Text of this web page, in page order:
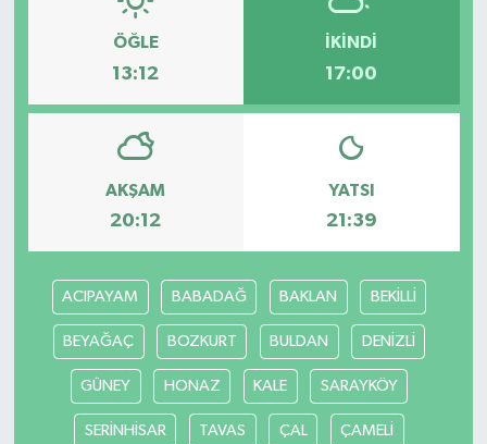
ÖĞLE
13:12
İKINDI
17:00
AKŞAM
20:12
YATSI
21:39
ACIPAYAM BABADAĞ BAKLAN BEKİLLİ
BEYAĞAÇ BOZKURT BULDAN DENİZLİ
GÜNEY HONAZ KALE SARAYKÖY
SERİNHİSAR TAVAS ÇAL ÇAMELİ